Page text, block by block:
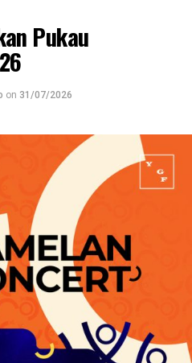
Pukau
on 31/07/2026